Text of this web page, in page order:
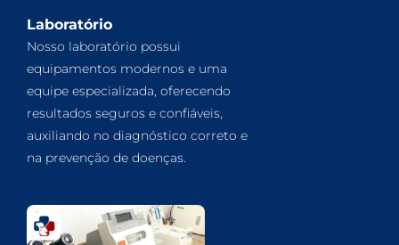
Laboratório
Nosso laboratório possui
equipamentos modernos e uma
equipe especializada, oferecendo
resultados seguros e confiáveis,
auxiliando no diagnóstico correto e
na prevenção de doenças.